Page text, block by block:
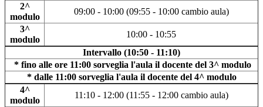
2^
modulo
09:00 - 10:00 (09:55 - 10:00 cambio aula)
3^
modulo
10:00 - 10:55
Intervallo (10:50 - 11:10)
* fino alle ore 11:00 sorveglia l'aula il docente del 3^ modulo
* dalle 11:00 sorveglia l'aula il docente del 4^ modulo
4^
modulo
11:10 - 12:00 (11:55 - 12:00 cambio aula)